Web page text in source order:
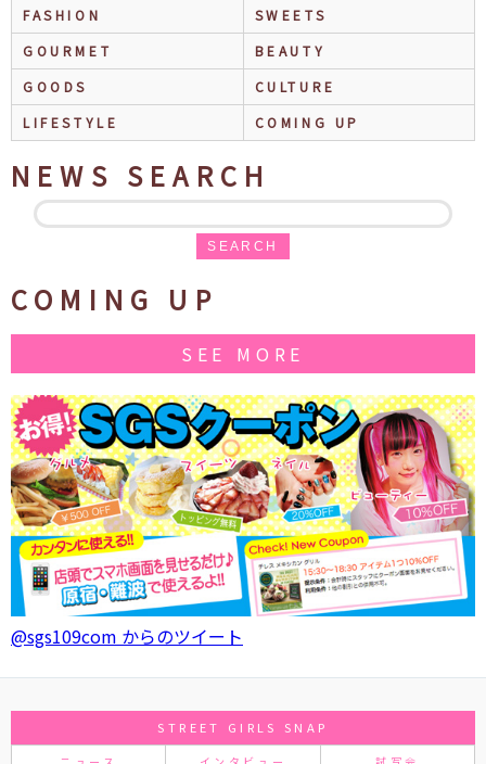
FASHION
SWEETS
GOURMET
BEAUTY
GOODS
CULTURE
LIFESTYLE
COMING UP
NEWS SEARCH
SEARCH
COMING UP
SEE MORE
@sgs109com からのツイート
STREET GIRLS SNAP